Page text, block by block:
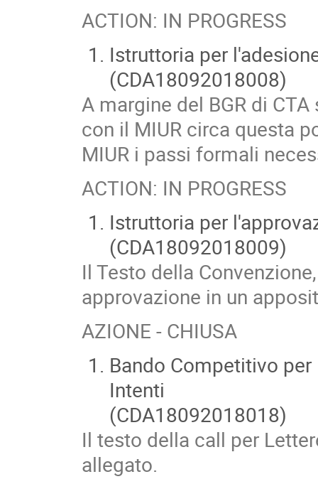
ACTION: IN PROGRESS
Istruttoria per
(CDA18092018008)
A margine del BGR di
con il MIUR circa questa
MIUR i passi formali
ACTION: IN PROGRESS
Istruttoria per
(CDA18092018009)
Il Testo della
approvazione in un
AZIONE - CHIUSA
Bando Competitivo
Intenti
(CDA18092018018)
Il testo della call per
allegato.